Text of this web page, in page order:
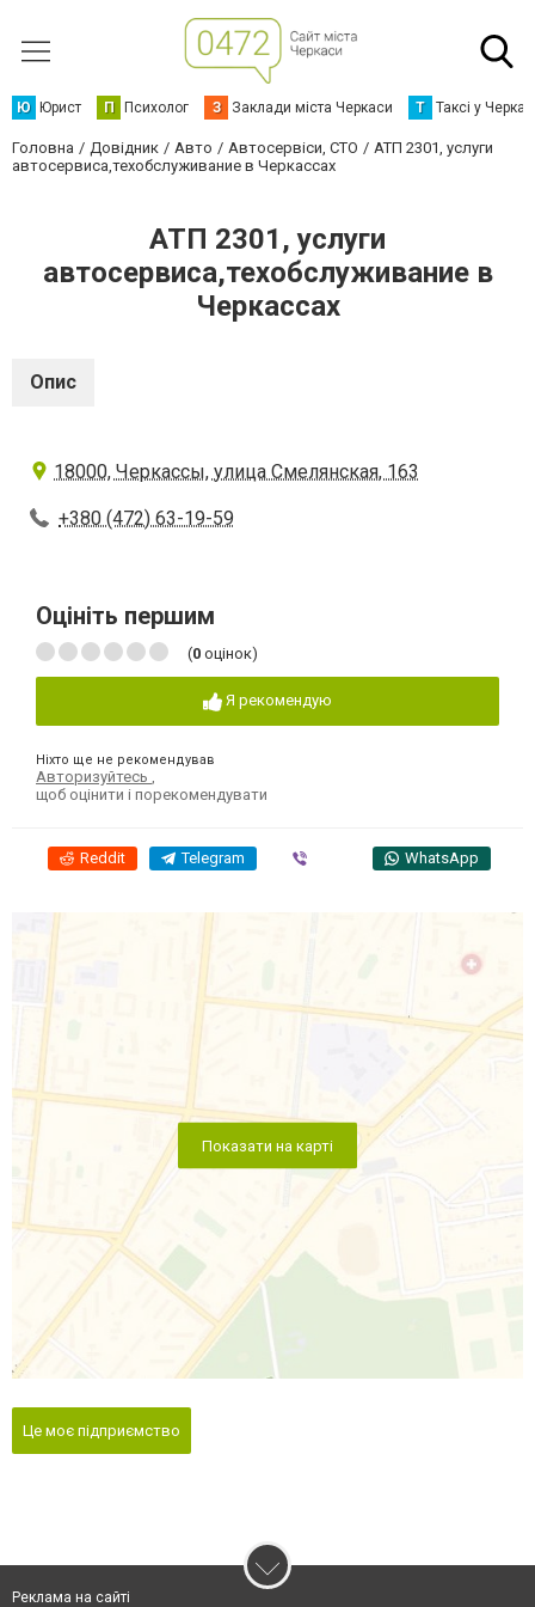
Ю Юрист П Психолог З Заклади міста Черкаси Т Таксі у
Головна Довідник Авто Автосервіси, СТО
АТП 2301, услуги
автосервиса,техобслуживание в Черкассах
АТП 2301, услуги
автосервиса,техобслуживание в
Черкассах
Опис
18000, Черкассы, улица Смелянская, 163
+380 (472) 63-19-59
Оцініть першим
(0 оцінок)
Я рекомендую
Ніхто ще не рекомендував
Авторизуйтесь
щоб оцінити і порекомендувати
Reddit Telegram WhatsApp
Показати на карті
Це моє підприємство
Реклама на сайті